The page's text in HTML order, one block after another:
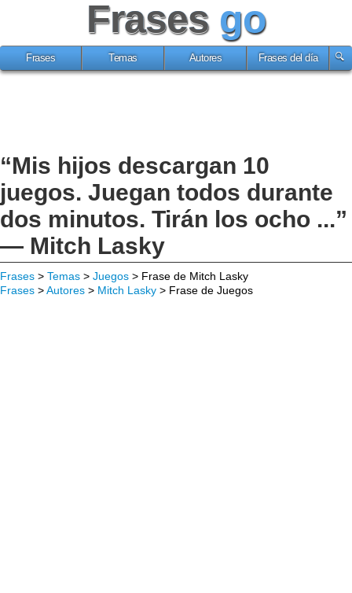
Frases go
Frases Temas Autores Frases del día
“Mis hijos descargan 10
juegos. Juegan todos durante
dos minutos. Tirán los ocho ...”
— Mitch Lasky
Frases > Temas > Juegos > Frase de Mitch Lasky
Frases >Autores > Mitch Lasky > Frase de Juegos